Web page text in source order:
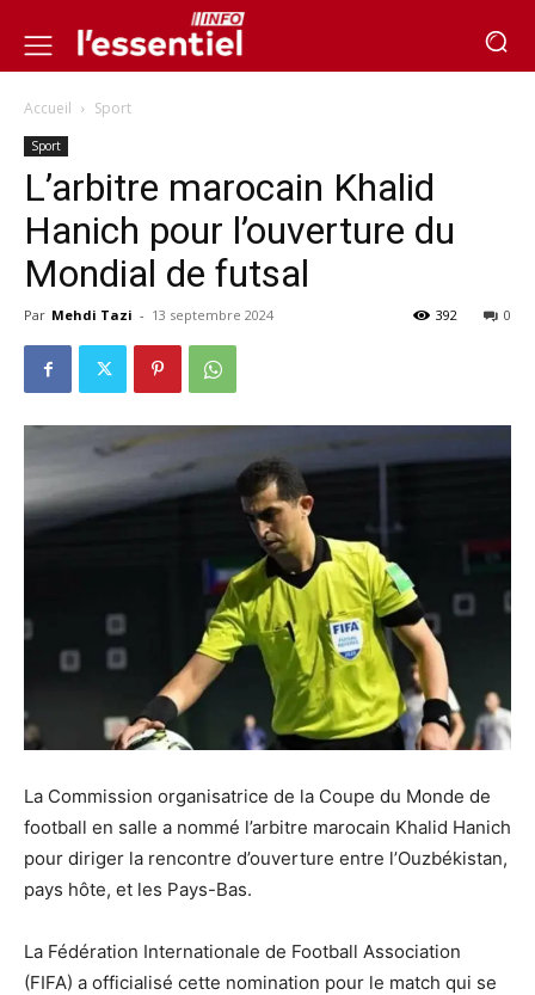
Accueil Sport
Sport
L’arbitre marocain Khalid
Hanich pour l’ouverture du
Mondial de futsal
Par Mehdi Tazi - 13 septembre 2024 0
392
La Commission organisatrice de la Coupe du Monde de
football en salle a nommé l’arbitre marocain Khalid Hanich
pour diriger la rencontre d’ouverture entre l’Ouzbékistan,
pays hôte, et les Pays-Bas.
La Fédération Internationale de Football Association
(FIFA) a officialisé cette nomination pour le match qui se